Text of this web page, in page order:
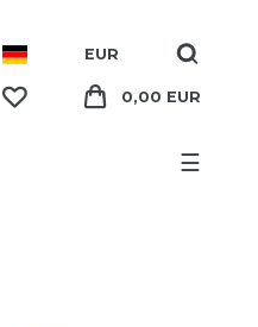
EUR
0,00 EUR
☰